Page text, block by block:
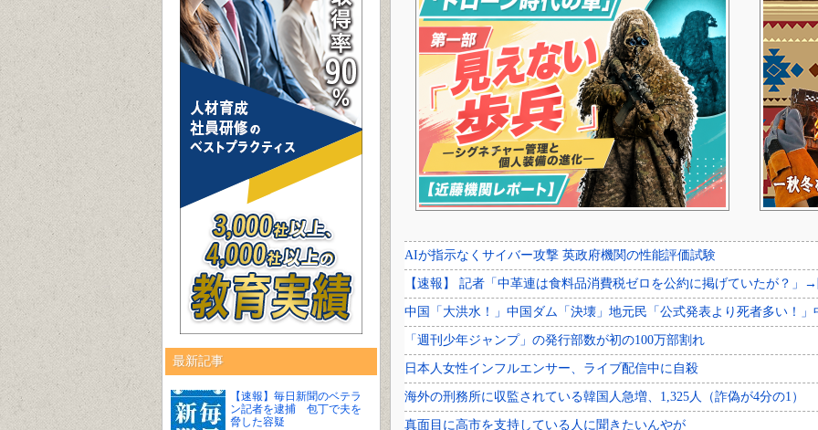
最新記事
【速報】毎日新聞のベテラ
ン記者を逮捕 包丁で夫を
脅した容疑